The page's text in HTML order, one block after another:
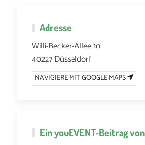
Adresse
Willi-Becker-Allee 10
40227 Düsseldorf
NAVIGIERE MIT GOOGLE MAPS
EinyouEVENT-Beitrag von